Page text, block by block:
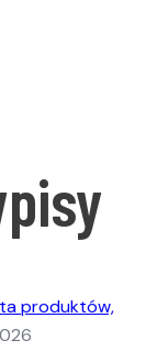
produktów,